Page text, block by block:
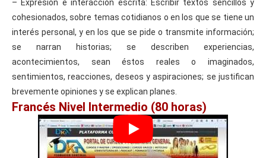
– Expresión e interacción escrita: Escribir textos sencillos y
cohesionados, sobre temas cotidianos o en los que se tiene un
interés personal, y en los que se pide o transmite información;
se narran historias; se describen experiencias,
acontecimientos, sean éstos reales o imaginados,
sentimientos, reacciones, deseos y aspiraciones; se justifican
brevemente opiniones y se explican planes.
Francés Nivel Intermedio (80 horas)